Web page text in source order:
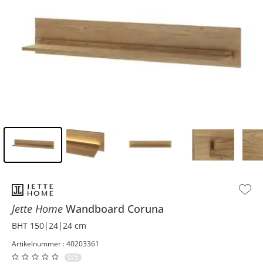
Jette Home Wandboard Coruna
BHT 150|24|24 cm
Artikelnummer : 40203361
0/5